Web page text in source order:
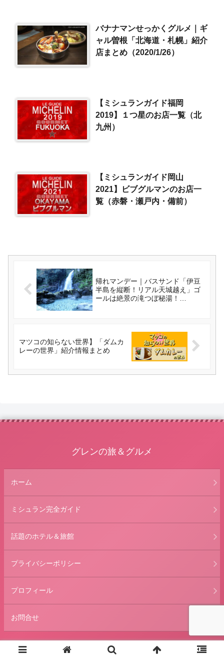
バナナマンせっかくグルメ｜ギ
ャル曽根「北海道・札幌」紹介
店まとめ（2020/1/26）
【ミシュランガイド福岡
2019】１つ星のお店一覧（北
九州）
【ミシュランガイド岡山
2021】ビブグルマンのお店一
覧（赤磐・瀬戸内・備前）
帰れマンデー｜バスサンド「伊豆
半島を縦断！リアル天城越え」ゴ
ールは絶景の滝つぼ秘湯！
マツコの知らない世界】「ダムカ
レーの世界」紹介情報まとめ
グレンの旅＆グルメ
ホーム
ミシュラン完全ガイド
話題のホテル＆旅館
プライバシーポリシー
プロフィール
お問合せ
© 2013 グレンの旅＆グルメ.